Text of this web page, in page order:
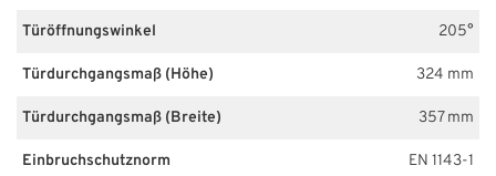
Türöffnungswinkel 205°
Türdurchgangsmaß (Höhe) 324 mm
Türdurchgangsmaß (Breite) 357 mm
Einbruchschutznorm EN 1143-1